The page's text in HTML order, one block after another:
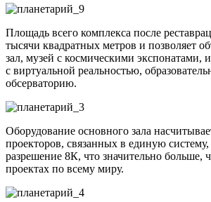
Площадь всего комплекса после
тысячи квадратных метров и позволяет
зал, музей с космическими экспонатами,
с виртуальной реальностью,
обсерваторию.
Оборудование основного зала
проекторов, связанных в единую
разрешение 8К, что значительно больше,
проектах по всему миру.